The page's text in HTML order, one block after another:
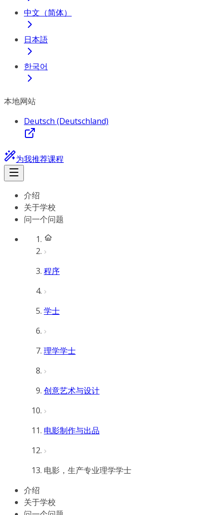
中文（简体）
日本語
한국어
本地网站
Deutsch (Deutschland)
为我推荐课程
介绍
关于学校
问一个问题
程序
学士
理学学士
创意艺术与设计
电影制作与出品
电影，生产专业理学学士
介绍
关于学校